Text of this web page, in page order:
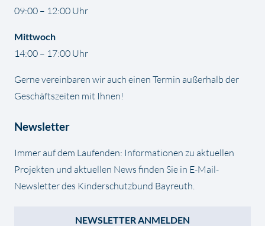
09:00 – 12:00 Uhr
Mittwoch
14:00 – 17:00 Uhr
Gerne vereinbaren wir auch einen Termin außerhalb der
Geschäftszeiten mit Ihnen!
Newsletter
Immer auf dem Laufenden: Informationen zu aktuellen
Projekten und aktuellen News finden Sie in E-Mail-
Newsletter des Kinderschutzbund Bayreuth.
NEWSLETTER ANMELDEN